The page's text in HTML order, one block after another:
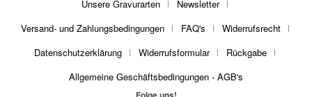
Unsere Gravurarten
Newsletter
Versand- und Zahlungsbedingungen
FAQ's
Widerrufsrecht
Datenschutzerklärung
Widerrufsformular
Rückgabe
Allgemeine Geschäftsbedingungen - AGB's